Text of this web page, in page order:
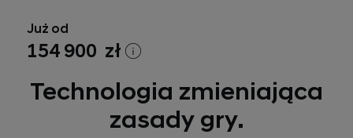
Już od
154 900 zł
Technologia zmieniająca
zasady gry.